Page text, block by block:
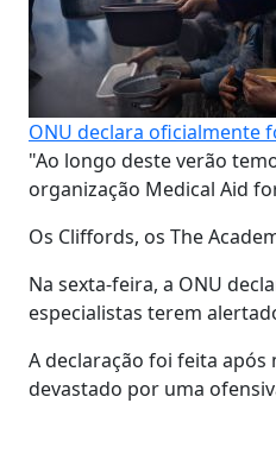
ONU declara oficialmente
"Ao longo deste verão
organização Medical Aid
Os Cliffords, os The
Na sexta-feira, a ONU
especialistas terem
A declaração foi feita
devastado por uma